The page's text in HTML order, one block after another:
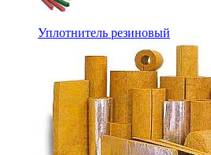
Уплотнитель резиновый